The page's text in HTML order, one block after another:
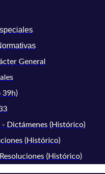
General
39h)
Dictámenes (Histórico)
(Histórico)
(Histórico)